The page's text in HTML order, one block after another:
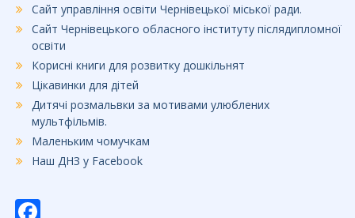
Сайт управління освіти Чернівецької міської ради.
Сайт Чернівецького обласного інституту післядипломної
освіти
Корисні книги для розвитку дошкільнят
Цікавинки для дітей
Дитячі розмальвки за мотивами улюблених
мультфільмів.
Маленьким чомучкам
Наш ДНЗ у Facebook